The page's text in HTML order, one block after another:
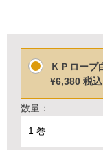
ＫＰロー
¥6,380 税込
数量：